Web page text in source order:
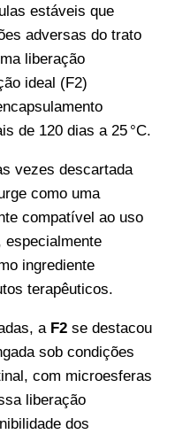
estáveis que
adversas do trato
liberação
ideal (F2)
de 120 dias a 25 °C.
vezes descartada
como uma
compatível ao uso
especialmente
ingrediente
terapêuticos.
a F2 se destacou
sob condições
com microesferas
liberação
dos